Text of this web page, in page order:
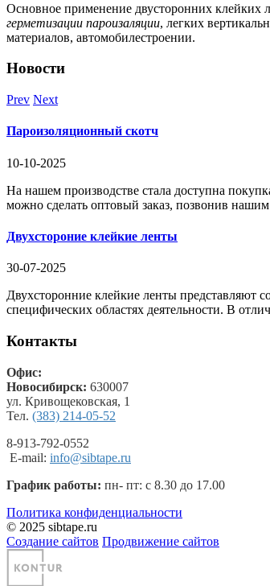
Основное применение двусторонних клейких
герметизации пароизаляции, легких
материалов, автомобилестроении.
Новости
Prev Next
Пароизоляционный скотч
10-10-2025
На нашем производстве стала доступна
можно сделать оптовый заказ, позвонив
Двухстороние клейкие ленты
30-07-2025
Двухсторонние клейкие ленты представляют
специфических областях деятельности. В
Контакты
Офис:
Новосибирск: 630007
ул. Кривощековская, 1
Тел. (383) 214-05-52
8-913-792-0552
E-mail: info@sibtape.ru
График работы: пн- пт: с 8.30 до 17.00
Политика конфиденциальности
© 2025 sibtape.ru
Создание сайтов Продвижение сайтов